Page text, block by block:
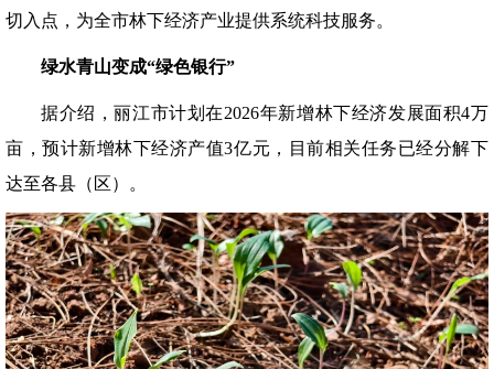
切入点，为全市林下经济产业提供系统科技服务。
绿水青山变成“绿色银行”
据介绍，丽江市计划在2026年新增林下经济发展面积4万
亩，预计新增林下经济产值3亿元，目前相关任务已经分解下
达至各县（区）。